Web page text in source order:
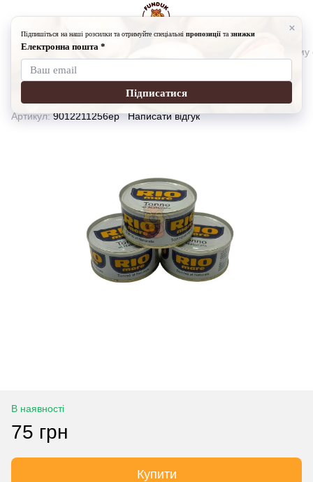
Бакалія Консерви Тунець у
Тунець у власному соку RIO MARE
Артикул:9012211256ep Написати відгук
В наявності
75 грн
Купити